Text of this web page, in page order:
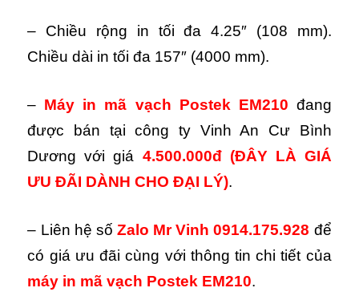
– Chiều rộng in tối đa 4.25″ (108 mm).
Chiều dài in tối đa 157″ (4000 mm).
– Máy in mã vạch Postek EM210 đang
được bán tại công ty Vinh An Cư Bình
Dương với giá 4.500.000đ (ĐÂY LÀ GIÁ
ƯU ĐÃI DÀNH CHO ĐẠI LÝ).
– Liên hệ số Zalo Mr Vinh 0914.175.928 để
có giá ưu đãi cùng với thông tin chi tiết của
máy in mã vạch Postek EM210.